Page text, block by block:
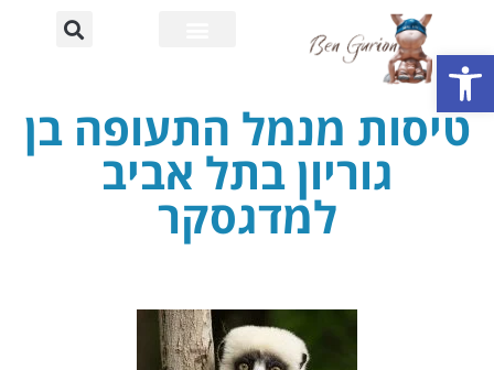
טיסות מנמל התעופה בן
גוריון בתל אביב
למדגסקר
פתח סרגל נגישות